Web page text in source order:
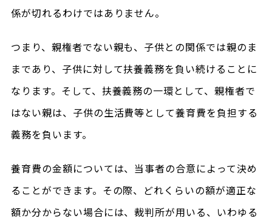
係が切れるわけではありません。
つまり、親権者でない親も、子供との関係では親のま
まであり、子供に対して扶養義務を負い続けることに
なります。そして、扶養義務の一環として、親権者で
はない親は、子供の生活費等として養育費を負担する
義務を負います。
養育費の金額については、当事者の合意によって決め
ることができます。その際、どれくらいの額が適正な
額か分からない場合には、裁判所が用いる、いわゆる